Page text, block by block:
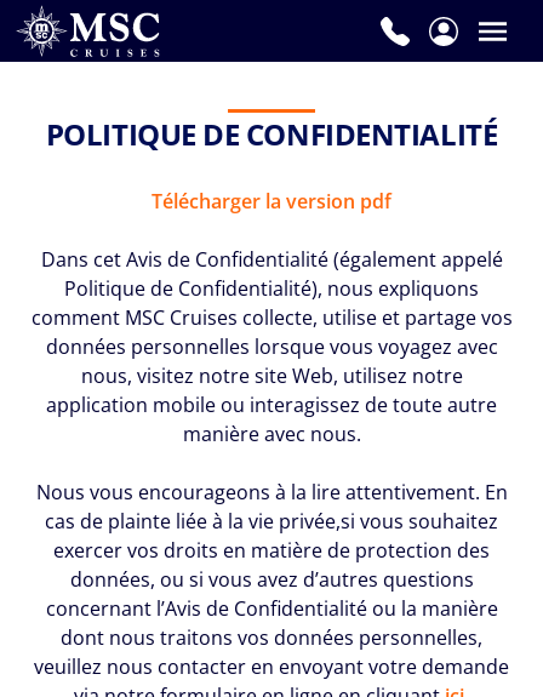
POLITIQUE DE CONFIDENTIALITÉ
Télécharger la version pdf
Dans cet Avis de Confidentialité (également appelé
Politique de Confidentialité), nous expliquons
comment MSC Cruises collecte, utilise et partage vos
données personnelles lorsque vous voyagez avec
nous, visitez notre site Web, utilisez notre
application mobile ou interagissez de toute autre
manière avec nous.
Nous vous encourageons à la lire attentivement. En
cas de plainte liée à la vie privée,si vous souhaitez
exercer vos droits en matière de protection des
données, ou si vous avez d’autres questions
concernant l’Avis de Confidentialité ou la manière
dont nous traitons vos données personnelles,
veuillez nous contacter en envoyant votre demande